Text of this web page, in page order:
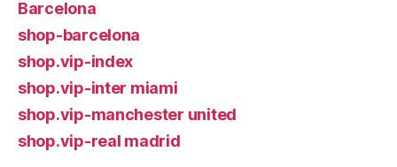
Barcelona
shop-barcelona
shop.vip-index
shop.vip-inter miami
shop.vip-manchester united
shop.vip-real madrid